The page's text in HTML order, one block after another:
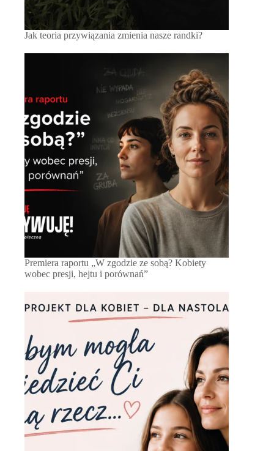
Jak teoria przywiązania zmienia nasze randki?
Premiera raportu „W zgodzie ze sobą? Kobiety
wobec presji, hejtu i porównań”